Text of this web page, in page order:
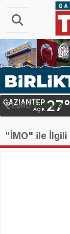
EURO 55.11 ₺
STERLIN 64.22 ₺
GAZIANTEP
Açık 27°
"İMO" ile İlgili